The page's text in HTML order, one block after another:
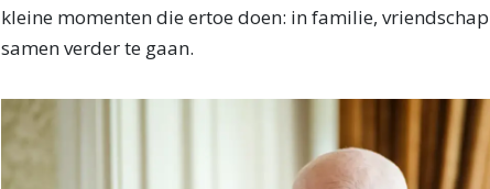
kleine momenten die ertoe doen: in familie,
samen verder te gaan.